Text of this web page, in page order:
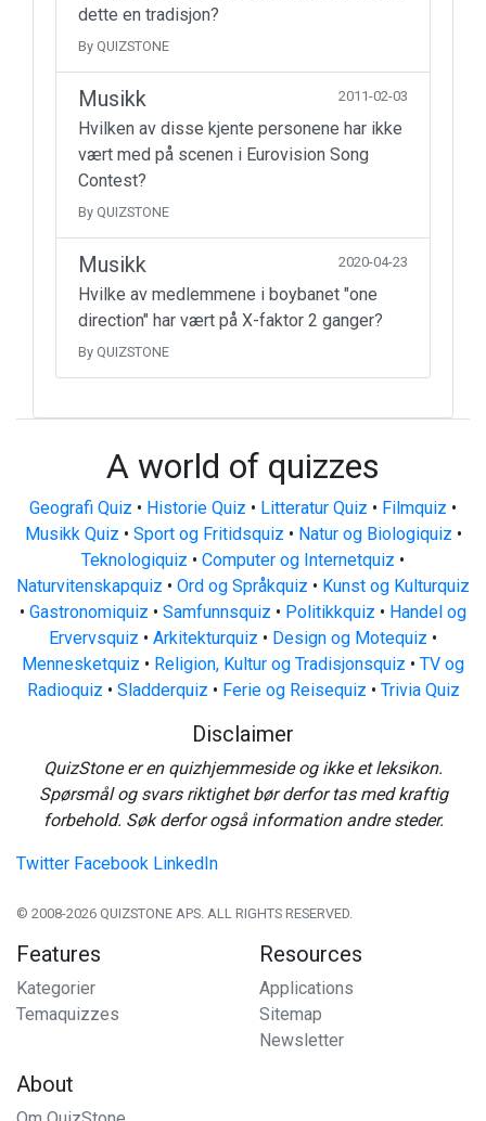
dette en tradisjon?
By QUIZSTONE
Musikk 2011-02-03
Hvilken av disse kjente personene har ikke
vært med på scenen i Eurovision Song
Contest?
By QUIZSTONE
Musikk 2020-04-23
Hvilke av medlemmene i boybanet "one
direction" har vært på X-faktor 2 ganger?
By QUIZSTONE
A world of quizzes
Geografi Quiz • Historie Quiz • Litteratur Quiz • Filmquiz •
Musikk Quiz • Sport og Fritidsquiz • Natur og Biologiquiz •
Teknologiquiz • Computer og Internetquiz •
Naturvitenskapquiz • Ord og Språkquiz • Kunst og Kulturquiz
• Gastronomiquiz • Samfunnsquiz • Politikkquiz • Handel og
Ervervsquiz • Arkitekturquiz • Design og Motequiz •
Mennesketquiz • Religion, Kultur og Tradisjonsquiz • TV og
Radioquiz • Sladderquiz • Ferie og Reisequiz • Trivia Quiz
Disclaimer
QuizStone er en quizhjemmeside og ikke et leksikon.
Spørsmål og svars riktighet bør derfor tas med kraftig
forbehold. Søk derfor også information andre steder.
Twitter Facebook LinkedIn
© 2008-2026 QUIZSTONE APS. ALL RIGHTS RESERVED.
Features
Kategorier
Temaquizzes
Resources
Applications
Sitemap
Newsletter
About